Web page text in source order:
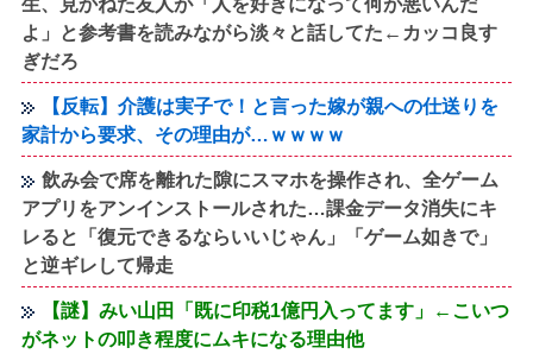
よ」と参考書を読みながら淡々と話してた←カッコ良す
ぎだろ
【反転】介護は実子で！と言った嫁が親への仕送りを
家計から要求、その理由が…ｗｗｗｗ
飲み会で席を離れた隙にスマホを操作され、全ゲーム
アプリをアンインストールされた…課金データ消失にキ
レると「復元できるならいいじゃん」「ゲーム如きで」
と逆ギレして帰走
【謎】みい山田「既に印税1億円入ってます」←こいつ
がネットの叩き程度にムキになる理由他